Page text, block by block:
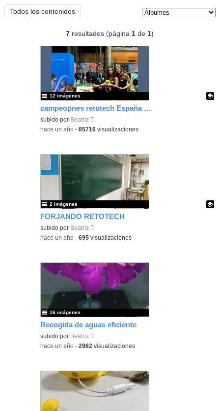
Todos los contenidos
7 resultados (página1 de1)
campeopnes retotech España 2025
Contenido educativo.
subido por Beatriz T.
12 imágenes
-hace un año -85716 visualizaciones
FORJANDO RETOTECH
Contenido educativo.
subido por Beatriz T.
2 imágenes
-hace un año -695 visualizaciones
Recogida de aguas eficiente
subido por Beatriz T.
16 imágenes
-hace un año -2982 visualizaciones